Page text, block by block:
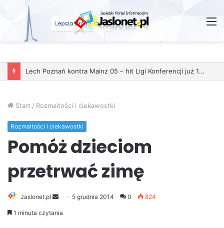
Lech Poznań kontra Mainz 05 – hit Ligi Konferencji już 11 grudnia
Start / Rozmaitości i ciekawostki
Rozmaitości i ciekawostki
Pomóż dzieciom
przetrwać zimę
Jaslonet.pl
e
5 grudnia 2014 0 824
1 minuta czytania